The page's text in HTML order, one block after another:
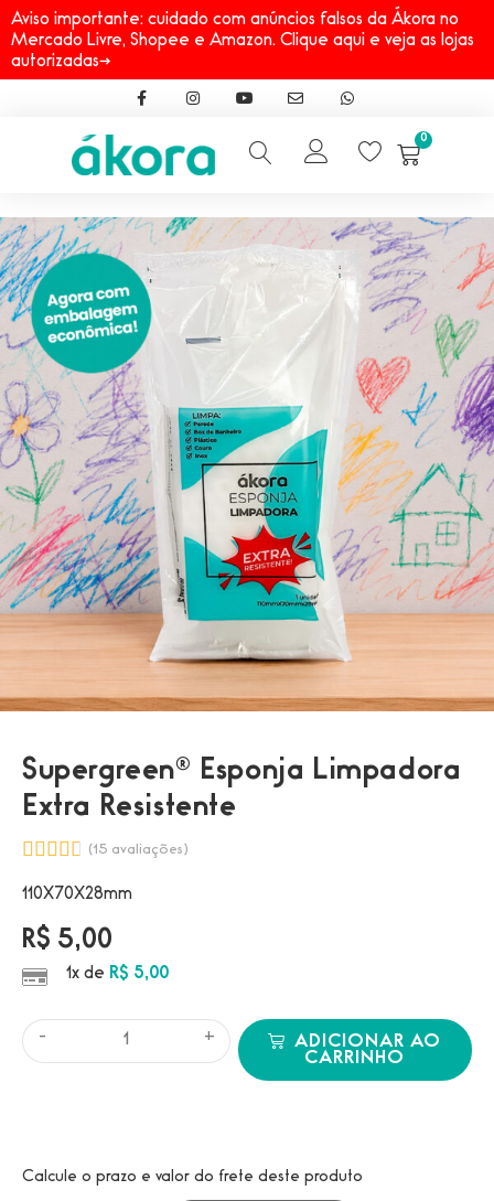
Aviso importante: cuidado com anúncios falsos da Ákora no
Mercado Livre, Shopee e Amazon. Clique aqui e veja as lojas
autorizadas→
0
Início → Linhas → Supergreen
Supergreen® Esponja Limpadora
Extra Resistente
(15 avaliações)
110X70X28mm
R$ 5,00
1x de R$ 5,00
- +
ADICIONAR AO
CARRINHO
Calcule o prazo e valor do frete deste produto